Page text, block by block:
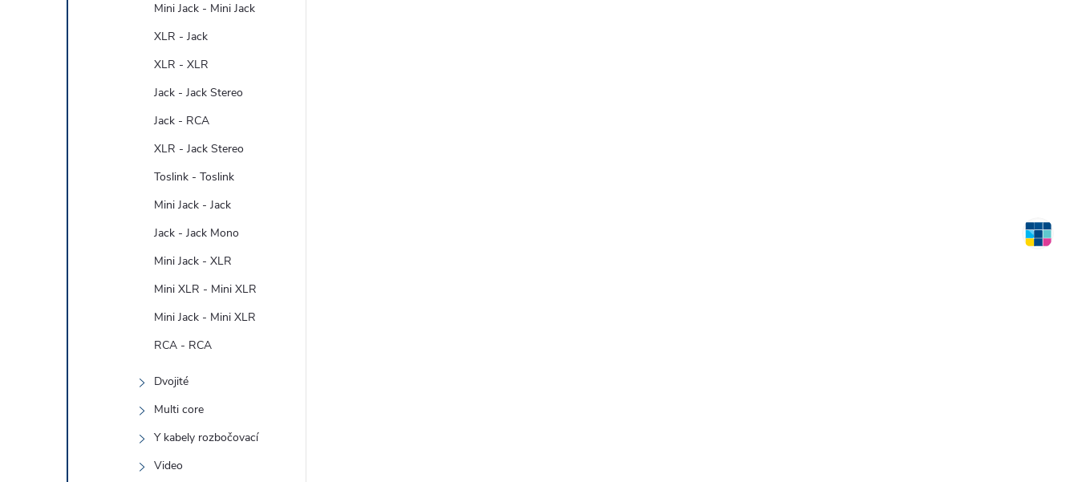
Mini Jack - Mini Jack
XLR - Jack
XLR - XLR
Jack - Jack Stereo
Jack - RCA
XLR - Jack Stereo
Toslink - Toslink
Mini Jack - Jack
Jack - Jack Mono
Mini Jack - XLR
Mini XLR - Mini XLR
Mini Jack - Mini XLR
RCA - RCA
Dvojité
Multi core
Y kabely rozbočovací
Video